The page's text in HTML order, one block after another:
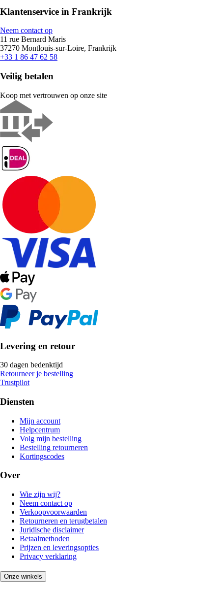
Klantenservice in Frankrijk
Neem contact op
11 rue Bernard Maris
37270 Montlouis-sur-Loire, Frankrijk
+33 1 86 47 62 58
Veilig betalen
Koop met vertrouwen op onze site
Levering en retour
30 dagen bedenktijd
Retourneer je bestelling
Trustpilot
Diensten
Mijn account
Helpcentrum
Volg mijn bestelling
Bestelling retourneren
Kortingscodes
Over
Wie zijn wij?
Neem contact op
Verkoopvoorwaarden
Retourneren en terugbetalen
Juridische disclaimer
Betaalmethoden
Prijzen en leveringsopties
Privacy verklaring
Onze winkels